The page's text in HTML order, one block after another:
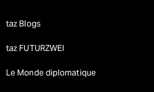
taz Blogs
taz FUTURZWEI
Le Monde diplomatique